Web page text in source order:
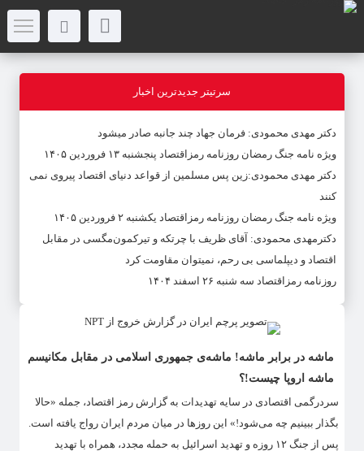
سرتیتر جدیدترین اخبار
دکتر مهدى محمودى: فرمان جهاد چند جانبه صادر میشود
ویژه نامه جنگ رمضان روزنامه رمزاقتصاد پنجشنبه ۱۳ فروردین ۱۴۰۵
دکتر مهدی محمودی:زین پس مسلمین از قواعد دنیاى اقتصاد پیروى نمی
کنند
ویژه نامه جنگ رمضان روزنامه رمزاقتصاد یکشنبه ۲ فروردین ۱۴۰۵
دکترمهدى محمودى: آقای ظریف با چرتکه و تیرکمون‌مگسی در مقابل
اقتصاد و دیپلماسی بی رحم، نمیتوان مقاومت کرد
روزنامه رمزاقتصاد سه شنبه ۲۶ اسفند ۱۴۰۴
ماشه در برابر ماشه! ماشه‌ی جمهوری اسلامی در مقابل مکانیسم
ماشه اروپا چیست!؟
سردرگمی اقتصادی در سایه تهدیدات به گزارش رمز اقتصاد، جمله «حالا
بگذار ببینیم چه می‌شود!» این روزها در میان مردم ایران رواج یافته است.
پس از جنگ ۱۲ روزه و تهدید اسرائیل به حمله مجدد، همراه با تهدید